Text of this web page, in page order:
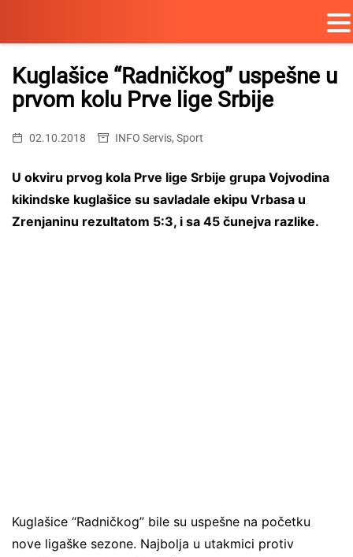
Skip
content
Kuglašice “Radničkog” uspešne u
prvom kolu Prve lige Srbije
02.10.2018 INFO Servis, Sport
U okviru prvog kola Prve lige Srbije grupa Vojvodina
kikindske kuglašice su savladale ekipu Vrbasa u
Zrenjaninu rezultatom 5:3, i sa 45 čunejva razlike.
Kuglašice “Radničkog” bile su uspešne na početku
nove ligaške sezone. Najbolja u utakmici protiv